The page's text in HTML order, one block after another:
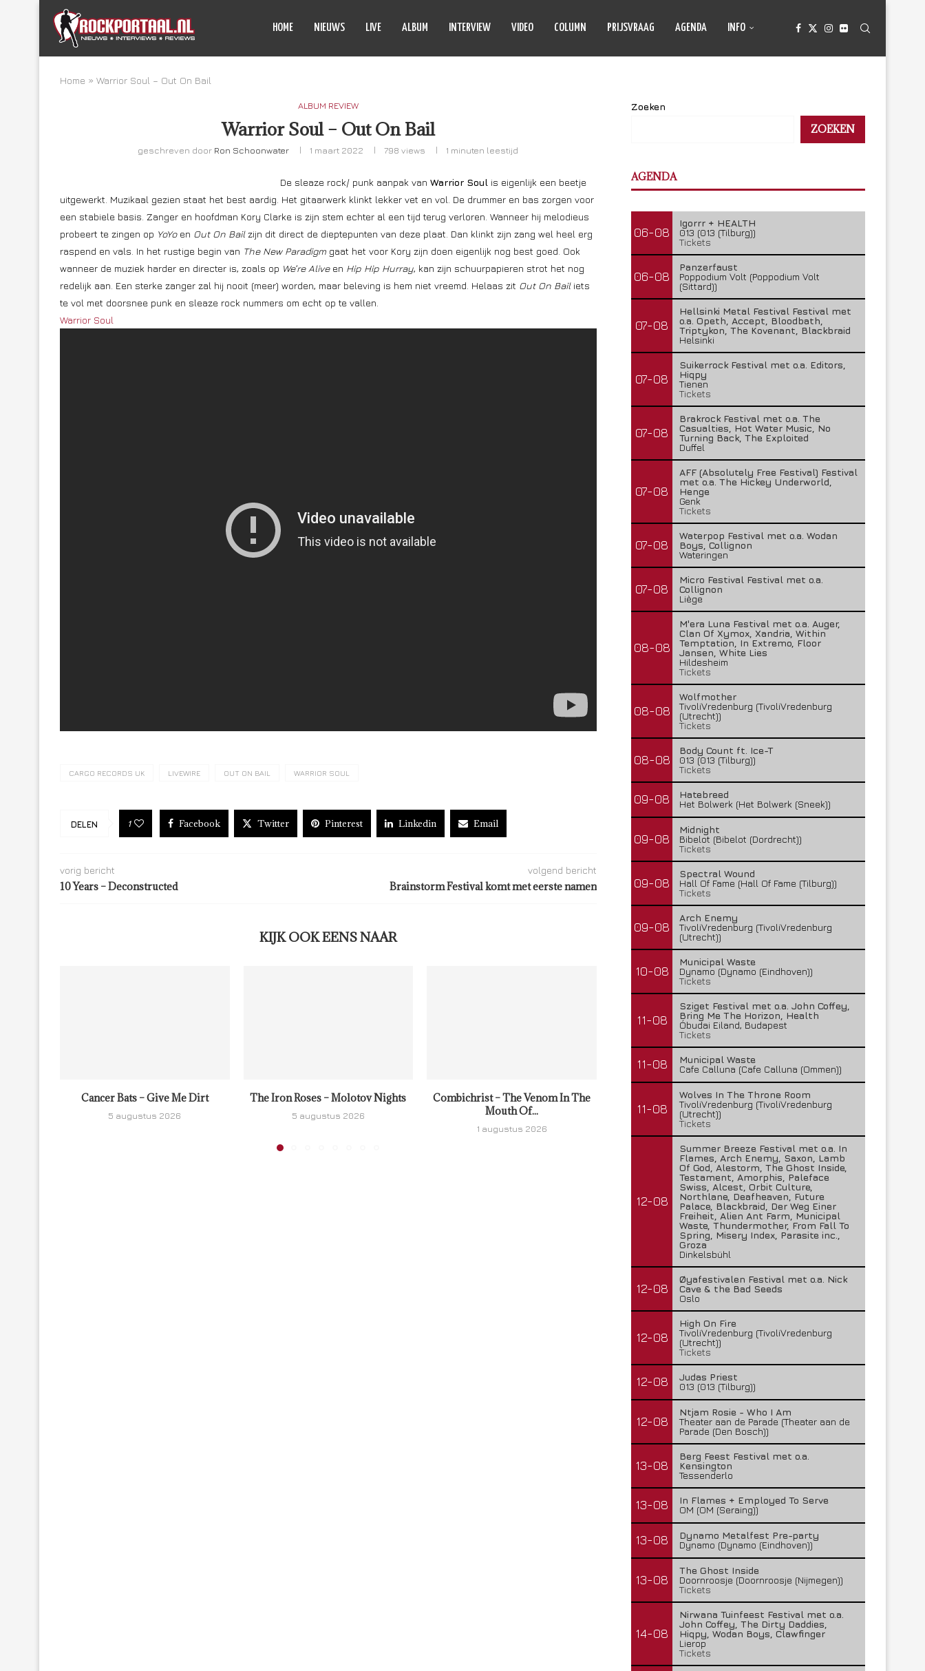
HOME NIEUWS LIVE ALBUM INTERVIEW VIDEO COLUMN PRIJSVRAAG AGENDA INFO
Home » Warrior Soul – Out On Bail
ALBUM REVIEW
Warrior Soul – Out On Bail
geschreven door Ron Schoonwater 1 maart 2022 798 views 1 minuten leestijd
De sleaze rock/ punk aanpak van Warrior Soul is eigenlijk een beetje
uitgewerkt. Muzikaal gezien staat het best aardig. Het gitaarwerk klinkt lekker vet en vol. De drummer en bas zorgen voor
een stabiele basis. Zanger en hoofdman Kory Clarke is zijn stem echter al een tijd terug verloren. Wanneer hij melodieus
probeert te zingen op YoYoen Out On Bailzijn dit direct de dieptepunten van deze plaat. Dan klinkt zijn zang wel heel erg
raspend en vals. In het rustige begin van The New Paradigm gaat het voor Kory zijn doen eigenlijk nog best goed. Ook
wanneer de muziek harder en directer is, zoals op We’re Aliveen Hip Hip Hurray, kan zijn schuurpapieren strot het nog
redelijk aan. Een sterke zanger zal hij nooit (meer) worden, maar beleving is hem niet vreemd. Helaas zit Out On Bailiets
te vol met doorsnee punk en sleaze rock nummers om echt op te vallen.
Warrior Soul
CARGO RECORDS UK LIVEWIRE OUT ON BAIL WARRIOR SOUL
DELEN 1 Facebook Twitter Pinterest Linkedin Email
vorig bericht
10 Years – Deconstructed
volgend bericht
Brainstorm Festival komt met eerste namen
KIJK OOK EENS NAAR
Cancer Bats – Give Me Dirt
5 augustus 2026
The Iron Roses – Molotov Nights
5 augustus 2026
Combichrist – The Venom In The
Mouth Of...
1 augustus 2026
Lunatic Soul – Transition II
29 juli 2026
Zoeken
ZOEKEN
AGENDA
06-08
Igorrr + HEALTH
013 (013 (Tilburg))
Tickets
06-08
Panzerfaust
Poppodium Volt (Poppodium Volt
(Sittard))
07-08
Hellsinki Metal Festival Festival met
o.a. Opeth, Accept, Bloodbath,
Triptykon, The Kovenant, Blackbraid
Helsinki
07-08
Suikerrock Festival met o.a. Editors,
Hiqpy
Tienen
Tickets
07-08
Brakrock Festival met o.a. The
Casualties, Hot Water Music, No
Turning Back, The Exploited
Duffel
07-08
AFF (Absolutely Free Festival) Festival
met o.a. The Hickey Underworld,
Henge
Genk
Tickets
07-08
Waterpop Festival met o.a. Wodan
Boys, Collignon
Wateringen
07-08
Micro Festival Festival met o.a.
Collignon
Liège
08-08
M'era Luna Festival met o.a. Auger,
Clan Of Xymox, Xandria, Within
Temptation, In Extremo, Floor
Jansen, White Lies
Hildesheim
Tickets
08-08
Wolfmother
TivoliVredenburg (TivoliVredenburg
(Utrecht))
Tickets
08-08
Body Count ft. Ice-T
013 (013 (Tilburg))
Tickets
09-08
Hatebreed
Het Bolwerk (Het Bolwerk (Sneek))
09-08
Midnight
Bibelot (Bibelot (Dordrecht))
Tickets
09-08
Spectral Wound
Hall Of Fame (Hall Of Fame (Tilburg))
Tickets
09-08
Arch Enemy
TivoliVredenburg (TivoliVredenburg
(Utrecht))
10-08
Municipal Waste
Dynamo (Dynamo (Eindhoven))
Tickets
11-08
Sziget Festival met o.a. John Coffey,
Bring Me The Horizon, Health
Óbudai Eiland, Budapest
Tickets
11-08
Municipal Waste
Cafe Calluna (Cafe Calluna (Ommen))
11-08
Wolves In The Throne Room
TivoliVredenburg (TivoliVredenburg
(Utrecht))
Tickets
12-08
Summer Breeze Festival met o.a. In
Flames, Arch Enemy, Saxon, Lamb
Of God, Alestorm, The Ghost Inside,
Testament, Amorphis, Paleface
Swiss, Alcest, Orbit Culture,
Northlane, Deafheaven, Future
Palace, Blackbraid, Der Weg Einer
Freiheit, Alien Ant Farm, Municipal
Waste, Thundermother, From Fall To
Spring, Misery Index, Parasite inc.,
Groza
Dinkelsbühl
12-08
Øyafestivalen Festival met o.a. Nick
Cave & the Bad Seeds
Oslo
12-08
High On Fire
TivoliVredenburg (TivoliVredenburg
(Utrecht))
Tickets
12-08
Judas Priest
013 (013 (Tilburg))
12-08
Ntjam Rosie - Who I Am
Theater aan de Parade (Theater aan de
Parade (Den Bosch))
13-08
Berg Feest Festival met o.a.
Kensington
Tessenderlo
13-08
In Flames + Employed To Serve
OM (OM (Seraing))
13-08
Dynamo Metalfest Pre-party
Dynamo (Dynamo (Eindhoven))
13-08
The Ghost Inside
Doornroosje (Doornroosje (Nijmegen))
Tickets
14-08
Nirwana Tuinfeest Festival met o.a.
John Coffey, The Dirty Daddies,
Hiqpy, Wodan Boys, Clawfinger
Lierop
Tickets